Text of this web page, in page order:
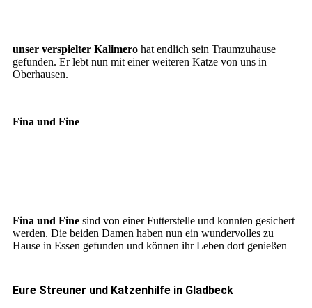
unser verspielter Kalimerohat endlich sein Traumzuhause
gefunden. Er lebt nun mit einer weiteren Katze von uns in
Oberhausen.
Fina und Fine
Fina und Finesind von einer Futterstelle und konnten gesichert
werden. Die beiden Damen haben nun ein wundervolles zu
Hause in Essen gefunden und können ihr Leben dort genießen
Eure Streuner und Katzenhilfe in Gladbeck